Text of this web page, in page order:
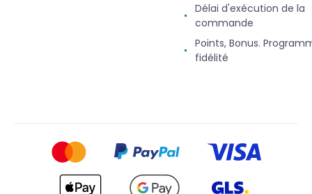
Délai d'exécution de la
commande
Points, Bonus.
fidélité